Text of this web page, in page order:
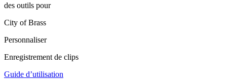
des outils pour
City of Brass
Personnaliser
Enregistrement de clips
Guide d’utilisation